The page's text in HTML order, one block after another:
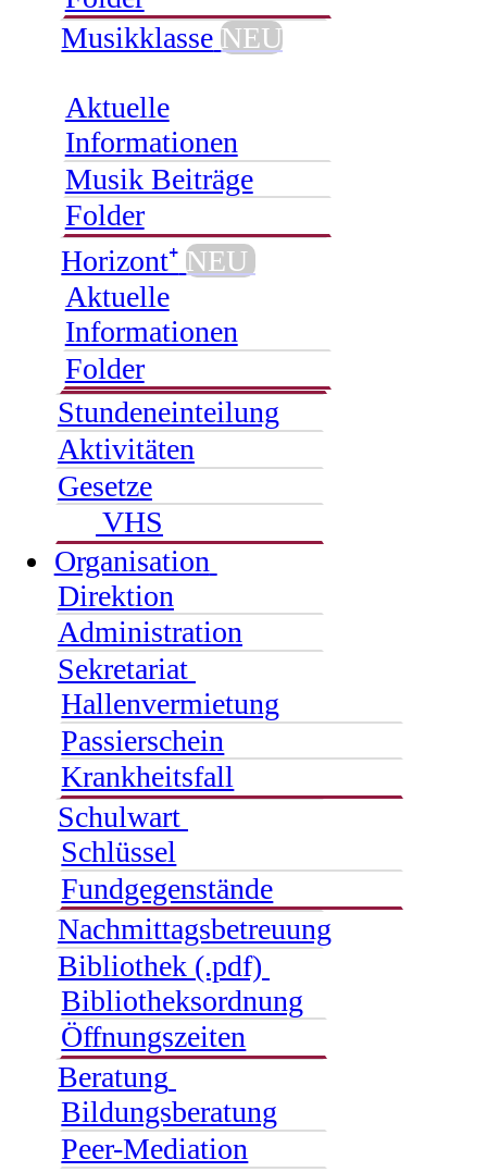
Musikklasse NEU
Aktuelle
Informationen
Musik Beiträge
Folder
Horizont⁺ NEU
Aktuelle
Informationen
Folder
Stundeneinteilung
Aktivitäten
Gesetze
VHS
Organisation
Direktion
Administration
Sekretariat
Hallenvermietung
Passierschein
Krankheitsfall
Schulwart
Schlüssel
Fundgegenstände
Nachmittagsbetreuung
Bibliothek (.pdf)
Bibliotheksordnung
Öffnungszeiten
Beratung
Bildungsberatung
Peer-Mediation